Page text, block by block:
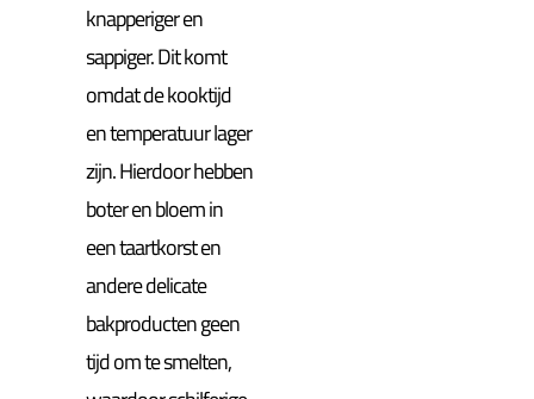
knapperiger en
sappiger. Dit komt
omdat de kooktijd
en temperatuur lager
zijn. Hierdoor hebben
boter en bloem in
een taartkorst en
andere delicate
bakproducten geen
tijd om te smelten,